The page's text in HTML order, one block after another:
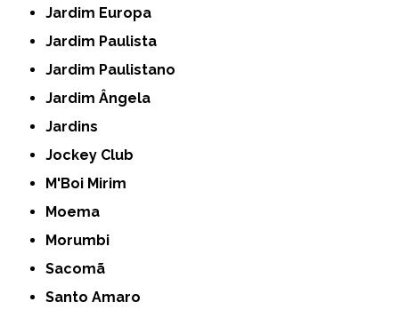
Jardim Europa
Jardim Paulista
Jardim Paulistano
Jardim Ângela
Jardins
Jockey Club
M'Boi Mirim
Moema
Morumbi
Sacomã
Santo Amaro